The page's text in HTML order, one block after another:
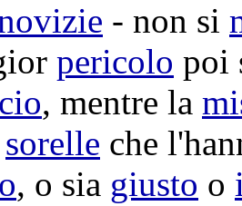
- non si
pericolo poi
, mentre la
sorelle che
, o sia giusto o